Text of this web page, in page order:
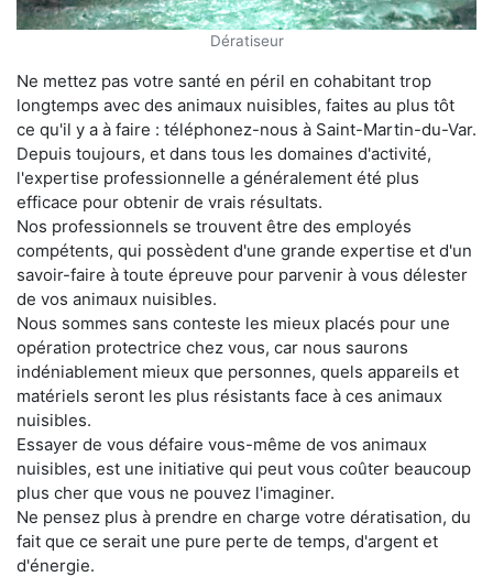
Dératiseur
Ne mettez pas votre santé en péril en cohabitant trop
longtemps avec des animaux nuisibles, faites au plus tôt
ce qu'il y a à faire : téléphonez-nous à Saint-Martin-du-Var.
Depuis toujours, et dans tous les domaines d'activité,
l'expertise professionnelle a généralement été plus
efficace pour obtenir de vrais résultats.
Nos professionnels se trouvent être des employés
compétents, qui possèdent d'une grande expertise et d'un
savoir-faire à toute épreuve pour parvenir à vous délester
de vos animaux nuisibles.
Nous sommes sans conteste les mieux placés pour une
opération protectrice chez vous, car nous saurons
indéniablement mieux que personnes, quels appareils et
matériels seront les plus résistants face à ces animaux
nuisibles.
Essayer de vous défaire vous-même de vos animaux
nuisibles, est une initiative qui peut vous coûter beaucoup
plus cher que vous ne pouvez l'imaginer.
Ne pensez plus à prendre en charge votre dératisation, du
fait que ce serait une pure perte de temps, d'argent et
d'énergie.